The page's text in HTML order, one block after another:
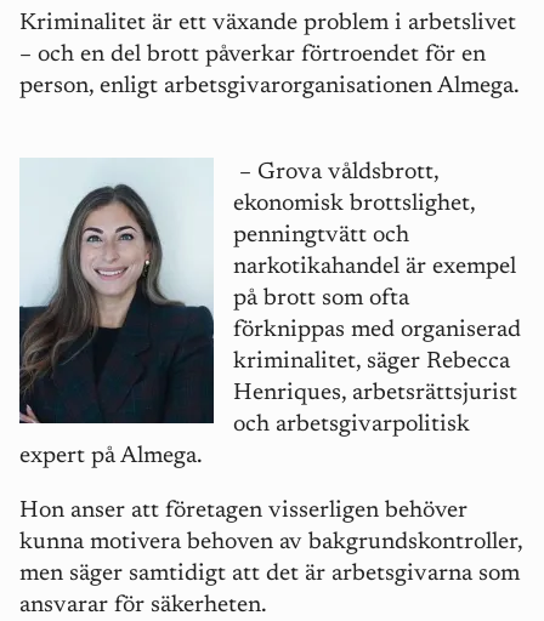
Kriminalitet är ett växande problem i arbetslivet
– och en del brott påverkar förtroendet för en
person, enligt arbetsgivarorganisationen Almega.
– Grova våldsbrott,
ekonomisk brottslighet,
penningtvätt och
narkotikahandel är exempel
på brott som ofta
förknippas med organiserad
kriminalitet, säger Rebecca
Henriques, arbetsrättsjurist
och arbetsgivarpolitisk
expert på Almega.
Hon anser att företagen visserligen behöver
kunna motivera behoven av bakgrundskontroller,
men säger samtidigt att det är arbetsgivarna som
ansvarar för säkerheten.